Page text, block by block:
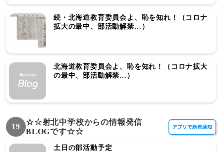
続・北海道教育委員会よ、恥を知れ！（コロナ
拡大の最中、部活動解禁…）
北海道教育委員会よ、恥を知れ！（コロナ拡大
の最中、部活動解禁…）
19
☆☆射北中学校からの情報発信
BLOGです☆☆
土日の部活動予定